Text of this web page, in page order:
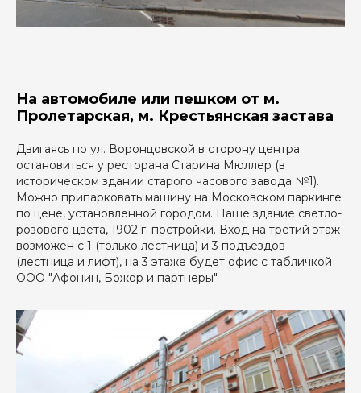
На автомобиле или пешком от м.
Пролетарская, м. Крестьянская застава
Двигаясь по ул. Воронцовской в сторону центра
остановиться у ресторана Старина Мюллер (в
историческом здании старого часового завода №1).
Можно припарковать машину на Московском паркинге
по цене, установленной городом. Наше здание светло-
розового цвета, 1902 г. постройки. Вход на третий этаж
возможен с 1 (только лестница) и 3 подъездов
(лестница и лифт), на 3 этаже будет офис с табличкой
ООО "Афонин, Божор и партнеры".
Вы будете общаться
с юристом, а не с
продажам
Задайте вопрос эксперту
+7
Нажимая кнопку «Отправить», вы даетесогласиена
обработку персональных данных в соответствии с
обработки персональных данных